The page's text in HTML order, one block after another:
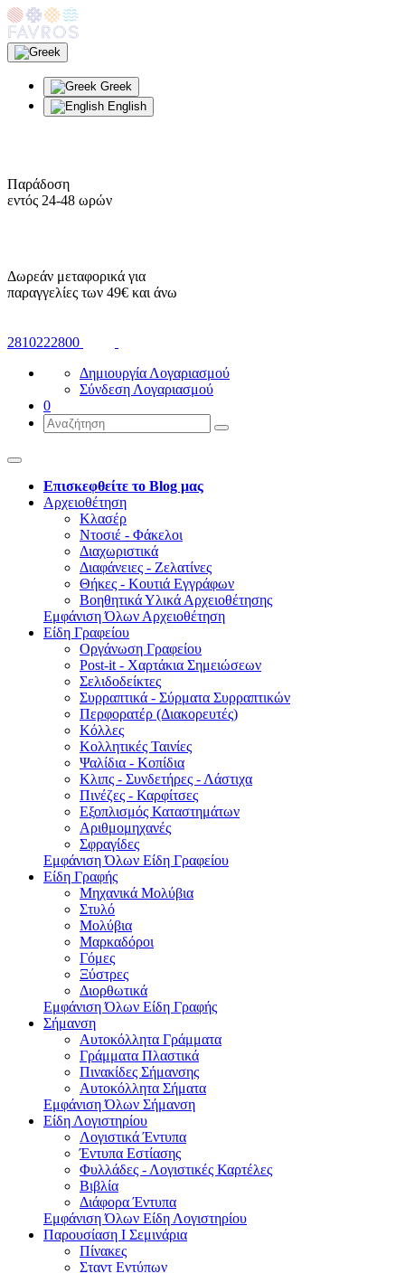
Greek
English
Παράδοση
εντός 24-48 ωρών
Δωρεάν μεταφορικά για
παραγγελίες των 49€ και άνω
2810222800
Δημιουργία Λογαριασμού
Σύνδεση Λογαριασμού
0
Επισκεφθείτε το Blog μας
Αρχειοθέτηση
Κλασέρ
Ντοσιέ - Φάκελοι
Διαχωριστικά
Διαφάνειες - Ζελατίνες
Θήκες - Κουτιά Εγγράφων
Βοηθητικά Υλικά Αρχειοθέτησης
Εμφάνιση Όλων Αρχειοθέτηση
Είδη Γραφείου
Οργάνωση Γραφείου
Post-it - Χαρτάκια Σημειώσεων
Σελιδοδείκτες
Συρραπτικά - Σύρματα Συρραπτικών
Περφορατέρ (Διακορευτές)
Κόλλες
Κολλητικές Ταινίες
Ψαλίδια - Κοπίδια
Κλιπς - Συνδετήρες - Λάστιχα
Πινέζες - Καρφίτσες
Εξοπλισμός Καταστημάτων
Αριθμομηχανές
Σφραγίδες
Εμφάνιση Όλων Είδη Γραφείου
Είδη Γραφής
Μηχανικά Μολύβια
Στυλό
Μολύβια
Μαρκαδόροι
Γόμες
Ξύστρες
Διορθωτικά
Εμφάνιση Όλων Είδη Γραφής
Σήμανση
Αυτοκόλλητα Γράμματα
Γράμματα Πλαστικά
Πινακίδες Σήμανσης
Αυτοκόλλητα Σήματα
Εμφάνιση Όλων Σήμανση
Είδη Λογιστηρίου
Λογιστικά Έντυπα
Έντυπα Εστίασης
Φυλλάδες - Λογιστικές Καρτέλες
Βιβλία
Διάφορα Έντυπα
Εμφάνιση Όλων Είδη Λογιστηρίου
Παρουσίαση I Σεμινάρια
Πίνακες
Σταντ Εντύπων